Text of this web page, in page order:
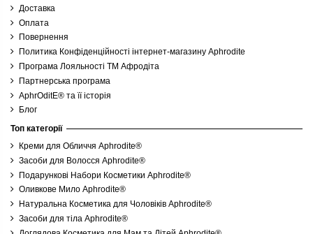
Об'єм
Натуральність
Основний компонент
Призначення
Час застосування
Сезонність
Доставка
Оплата
Повернення
Политика Конфіденційності інтернет-магазину Aphrodite
Програма Лояльності ТМ Афродіта
Партнерська програма
AphrOditE® та її історія
Блог
Топ категорії
Креми для Обличчя Aphrodite®
Засоби для Волосся Aphrodite®
Подарункові Набори Косметики Aphrodite®
Оливкове Мило Aphrodite®
Натуральна Косметика для Чоловіків Aphrodite®
Засоби для тіла Aphrodite®